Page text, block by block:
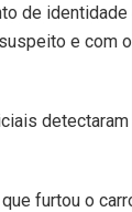
de
e com
furtou o